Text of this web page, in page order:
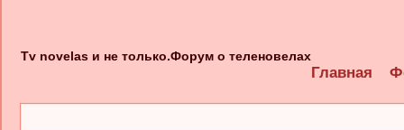
Tv novelas и не только.Форум о теленовелах
Главная